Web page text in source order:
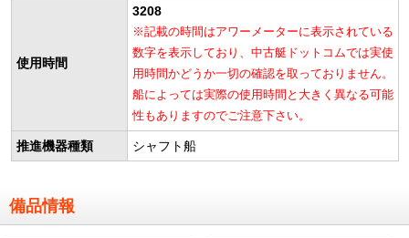
使用時間
3208
※記載の時間はアワーメーターに表示されている
数字を表示しており、中古艇ドットコムでは実使
用時間かどうか一切の確認を取っておりません。
船によっては実際の使用時間と大きく異なる可能
性もありますのでご注意下さい。
推進機器種類 シャフト船
備品情報